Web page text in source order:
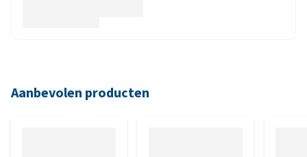
Aanbevolen producten